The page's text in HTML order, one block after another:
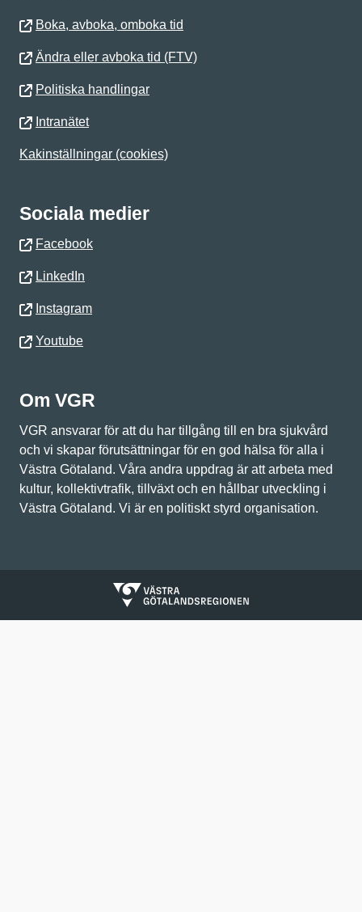
Boka, avboka, omboka tid
Ändra eller avboka tid (FTV)
Politiska handlingar
Intranätet
Kakinställningar (cookies)
Sociala medier
Facebook
LinkedIn
Instagram
Youtube
Om VGR
VGR ansvarar för att du har tillgång till en bra sjukvård
och vi skapar förutsättningar för en god hälsa för alla i
Västra Götaland. Våra andra uppdrag är att arbeta med
kultur, kollektivtrafik, tillväxt och en hållbar utveckling i
Västra Götaland. Vi är en politiskt styrd organisation.